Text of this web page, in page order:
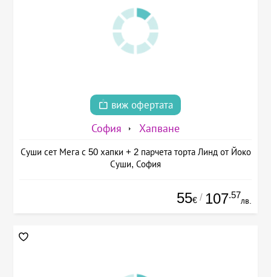
виж офертата
София Хапване
Суши сет Мега с 50 хапки + 2 парчета торта Линд от Йоко
Суши, София
55€ / 107.57
лв.